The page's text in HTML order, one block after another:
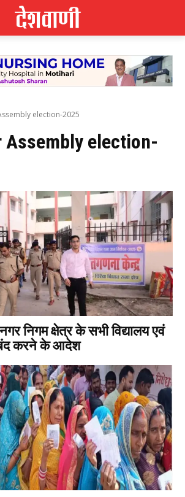
election-2025
Assembly election-
निगम क्षेत्र के सभी विद्यालय एवं
करने के आदेश